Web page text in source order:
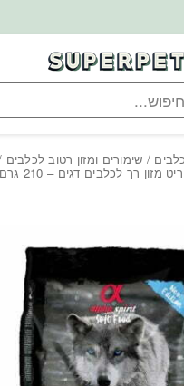
/ שימורים ומזון רטוב לכלבים
מזון רך לכלבים דגים – 210 גרם